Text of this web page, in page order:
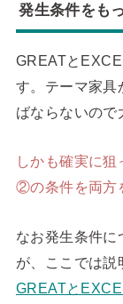
発生条件をも
GREATと
す。テーマ家具
ばならないので
しかも確実に
②の条件を両方
なお発生条件に
が、ここでは説
GREATと